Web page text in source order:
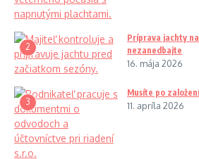
2
Príprava jachty
nezanedbajte
16. mája 2026
3
Musíte po
11. apríla 2026